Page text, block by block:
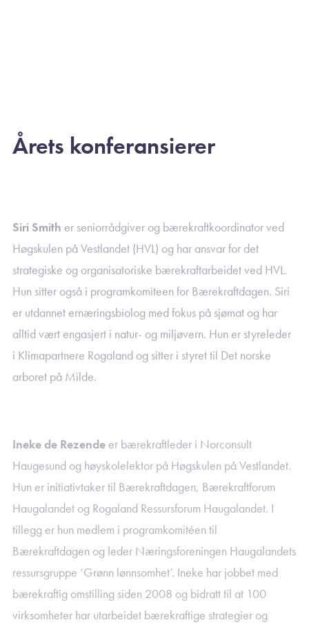
Årets konferansierer
Siri Smith er seniorrådgiver og bærekraftkoordinator ved
Høgskulen på Vestlandet (HVL) og har ansvar for det
strategiske og organisatoriske bærekraftarbeidet ved HVL.
Hun sitter også i programkomiteen for Bærekraftdagen. Siri
er utdannet ernæringsbiolog med fokus på sjømat og har
alltid vært engasjert i natur- og miljøvern. Hun er styreleder
i Klimapartnere Rogaland og sitter i styret til Det norske
arboret på Milde.
Ineke de Rezende er bærekraftleder i Norconsult
Haugesund og høyskolelektor på Høgskulen på Vestlandet.
Hun er initiativtaker til Bærekraftdagen, Bærekraftforum
Haugalandet og Rogaland Ressursforum Haugalandet. I
tillegg er hun medlem i programkomitéen til
Bærekraftdagen og leder Næringsforeningen Haugalandets
ressursgruppe ‘Grønn lønnsomhet’. Ineke har jobbet med
bærekraftig omstilling siden 2008 og bidratt til at 100
virksomheter har utarbeidet bærekraftige strategier og